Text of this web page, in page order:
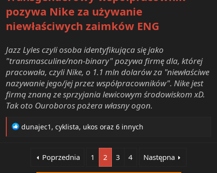
pozywa Nike za używanie
niewłaściwych zaimków ENG
Jazz Lyles czyli osoba identyfikująca się jako
"transmasculine/non-binary" pozywa firmę dla, której
pracowała, czyli Nike, o 1.1 mln dolarów za "niewłaściwe
nazywanie jego/jej przez współpracowników". Nike jest
firmą znaną ze sprzyjania lewicowym środowiskom xD.
Tak oto Ouroboros pożera własny ogon.
R
dunajec1 , cyklista, ukos oraz 6 innych
Poprzednia 1 2 3 4 Następna